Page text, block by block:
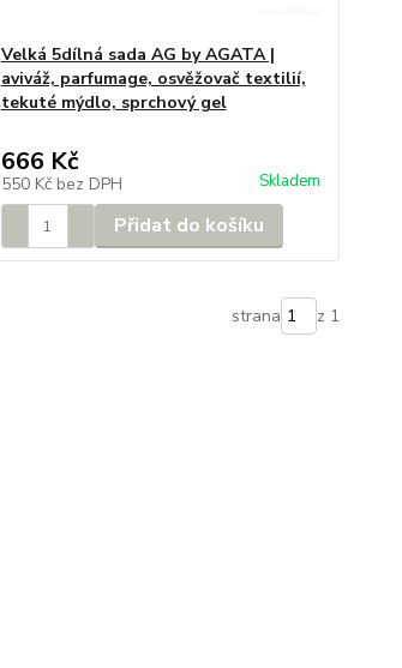
Velká 5dílná sada AG by AGATA |
aviváž, parfumage, osvěžovač textilií,
tekuté mýdlo, sprchový gel
666 Kč
550 Kč bez DPH Skladem
Přidat do košíku
strana z 1